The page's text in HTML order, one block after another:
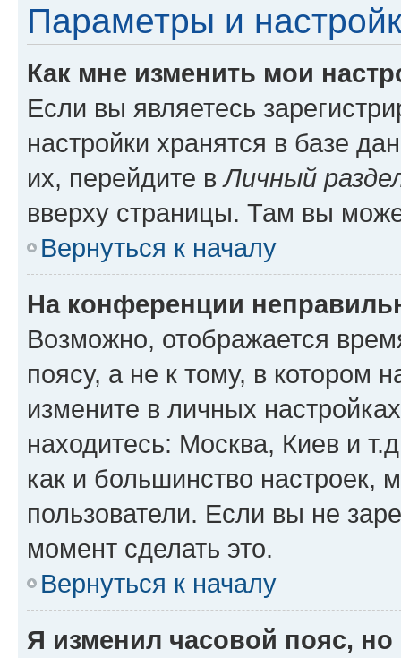
Параметры и
Как мне изменить мои
Если вы являетесь
настройки хранятся в базе
их, перейдите вЛичный
вверху страницы. Там вы
Вернуться к началу
На конференции
Возможно, отображается
поясу, а не к тому, в котором
измените в личных
находитесь: Москва, Киев и
как и большинство настроек,
пользователи. Если вы не
момент сделать это.
Вернуться к началу
Я изменил часовой пояс,